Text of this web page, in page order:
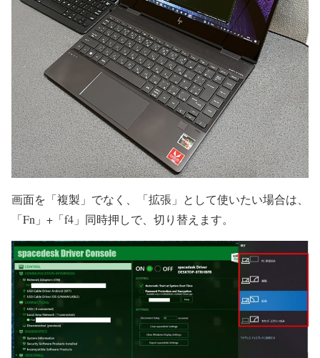
画面を「複製」でなく、「拡張」として使いたい場合は、
「Fn」+「f4」同時押しで、切り替えます。